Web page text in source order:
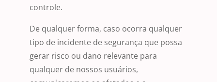
controle.
De qualquer forma, caso ocorra qualquer
tipo de incidente de segurança que possa
gerar risco ou dano relevante para
qualquer de nossos usuários,